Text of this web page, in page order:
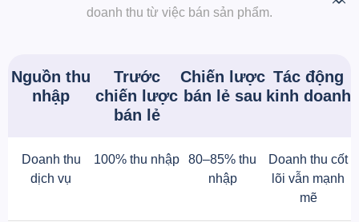
doanh thu từ việc bán sản phẩm.
Nguồn thu
nhập
Trước
chiến lược
bán lẻ
Chiến lược
bán lẻ sau
Tác động
kinh doanh
Doanh thu
dịch vụ
100% thu nhập
80–85% thu
nhập
Doanh thu cốt
lõi vẫn mạnh
mẽ